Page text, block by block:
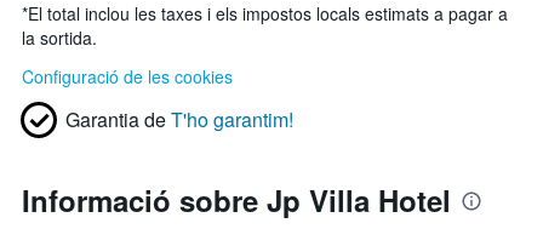
*El total inclou les taxes i els impostos locals estimats a pagar a
la sortida.
Configuració de les cookies
Garantia deT'ho garantim!
Informació sobre Jp Villa Hotel